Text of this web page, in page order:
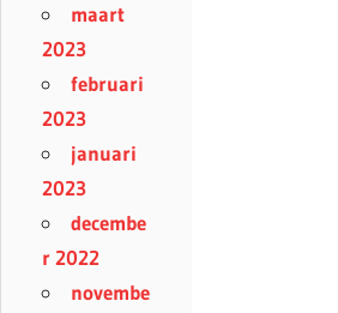
maart
2023
februari
2023
januari
2023
decembe
r 2022
novembe